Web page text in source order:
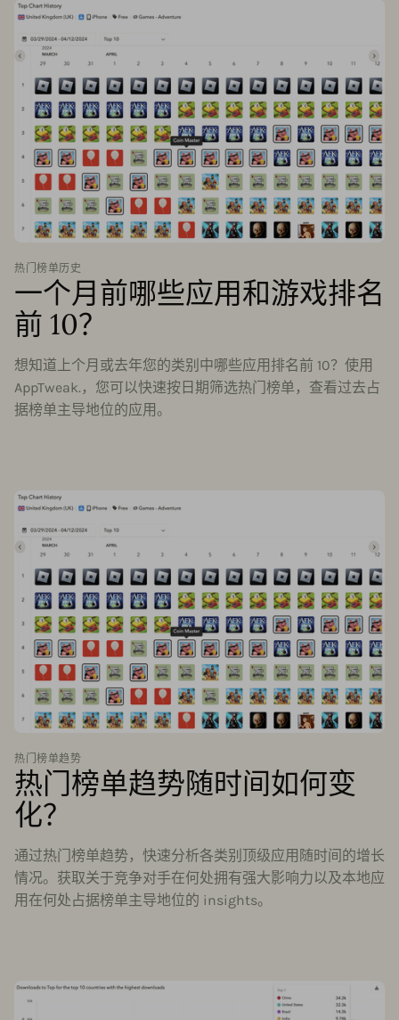
热门榜单历史
一个月前哪些应用和游戏排名
前 10？
想知道上个月或去年您的类别中哪些应用排名前 10？使用
AppTweak.，您可以快速按日期筛选热门榜单，查看过去占
据榜单主导地位的应用。
热门榜单趋势
热门榜单趋势随时间如何变
化？
通过热门榜单趋势，快速分析各类别顶级应用随时间的增长
情况。获取关于竞争对手在何处拥有强大影响力以及本地应
用在何处占据榜单主导地位的 insights。